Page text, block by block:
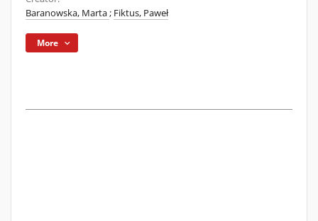
Baranowska, Marta; Fiktus, Paweł
More